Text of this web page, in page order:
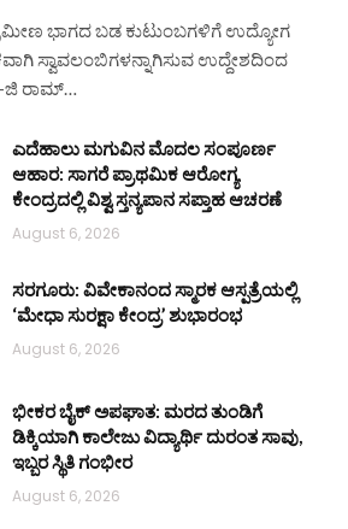
ಭಾಗದ ಬಡ ಕುಟುಂಬಗಳಿಗೆ ಉದ್ಯೋಗ
ಸ್ವಾವಲಂಬಿಗಳನ್ನಾಗಿಸುವ ಉದ್ದೇಶದಿಂದ
ರಾಮ್…
ಎದೆಹಾಲು ಮಗುವಿನ ಮೊದಲ ಸಂಪೂರ್ಣ
ಆಹಾರ: ಸಾಗರೆ ಪ್ರಾಥಮಿಕ ಆರೋಗ್ಯ
ಕೇಂದ್ರದಲ್ಲಿ ವಿಶ್ವ ಸ್ತನ್ಯಪಾನ ಸಪ್ತಾಹ ಆಚರಣೆ
August 6, 2026
ಸರಗೂರು: ವಿವೇಕಾನಂದ ಸ್ಮಾರಕ ಆಸ್ಪತ್ರೆಯಲ್ಲಿ
‘ಮೇಧಾ ಸುರಕ್ಷಾ ಕೇಂದ್ರ’ ಶುಭಾರಂಭ
August 6, 2026
ಭೀಕರ ಬೈಕ್ ಅಪಘಾತ: ಮರದ ತುಂಡಿಗೆ
ಡಿಕ್ಕಿಯಾಗಿ ಕಾಲೇಜು ವಿದ್ಯಾರ್ಥಿ ದುರಂತ ಸಾವು,
ಇಬ್ಬರ ಸ್ಥಿತಿ ಗಂಭೀರ
August 6, 2026